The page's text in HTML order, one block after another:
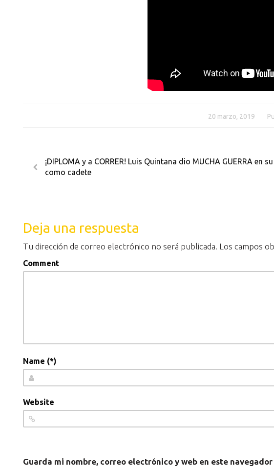
20 marzo, 2019
¡DIPLOMA y a CORRER! Luis Quintana dio MUCHA GUERRA en
como cadete
Deja una respuesta
Tu dirección de correo electrónico no será publicada. Los campos
Comment
Name (*)
Website
Guarda mi nombre, correo electrónico y web en este